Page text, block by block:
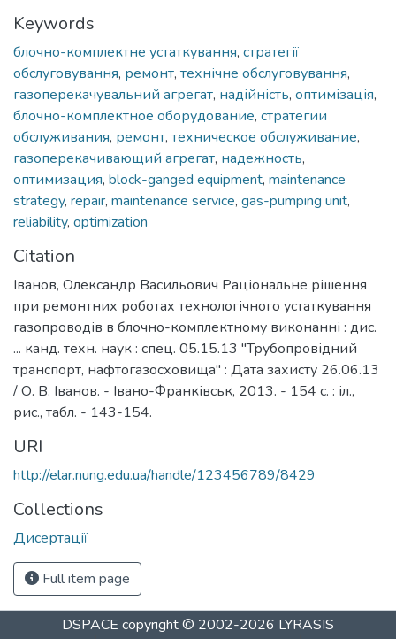
Keywords
блочно-комплектне устаткування, стратегії
обслуговування, ремонт, технічне обслуговування,
газоперекачувальний агрегат, надійність, оптимізація,
блочно-комплектное оборудование, стратегии
обслуживания, ремонт, техническое обслуживание,
газоперекачивающий агрегат, надежность,
оптимизация, block-ganged equipment, maintenance
strategy, repair, maintenance service, gas-pumping unit,
reliability, optimization
Citation
Іванов, Олександр Васильович Раціональне рішення
при ремонтних роботах технологічного устаткування
газопроводів в блочно-комплектному виконанні : дис.
... канд. техн. наук : спец. 05.15.13 "Трубопровідний
транспорт, нафтогазосховища" : Дата захисту 26.06.13
/ О. В. Іванов. - Івано-Франківськ, 2013. - 154 с. : іл.,
рис., табл. - 143-154.
URI
http://elar.nung.edu.ua/handle/123456789/8429
Collections
Дисертації
Full item page
DSPACE copyright © 2002-2026 LYRASIS